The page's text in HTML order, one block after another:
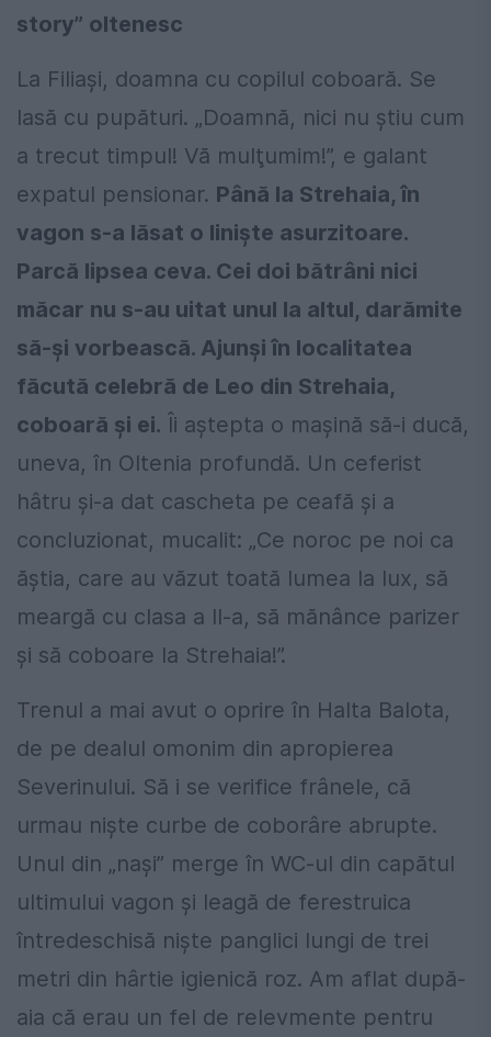
story” oltenesc
La Filiași, doamna cu copilul coboară. Se
lasă cu pupături. „Doamnă, nici nu știu cum
a trecut timpul! Vă mulţumim!”, e galant
expatul pensionar. Până la Strehaia, în
vagon s-a lăsat o liniște asurzitoare.
Parcă lipsea ceva. Cei doi bătrâni nici
măcar nu s-au uitat unul la altul, darămite
să-și vorbească. Ajunși în localitatea
făcută celebră de Leo din Strehaia,
coboară și ei. Îi aștepta o mașină să-i ducă,
uneva, în Oltenia profundă. Un ceferist
hâtru și-a dat cascheta pe ceafă și a
concluzionat, mucalit: „Ce noroc pe noi ca
ăștia, care au văzut toată lumea la lux, să
meargă cu clasa a II-a, să mănânce parizer
și să coboare la Strehaia!”.
Trenul a mai avut o oprire în Halta Balota,
de pe dealul omonim din apropierea
Severinului. Să i se verifice frânele, că
urmau niște curbe de coborâre abrupte.
Unul din „nași” merge în WC-ul din capătul
ultimului vagon și leagă de ferestruica
întredeschisă niște panglici lungi de trei
metri din hârtie igienică roz. Am aflat după-
aia că erau un fel de relevmente pentru